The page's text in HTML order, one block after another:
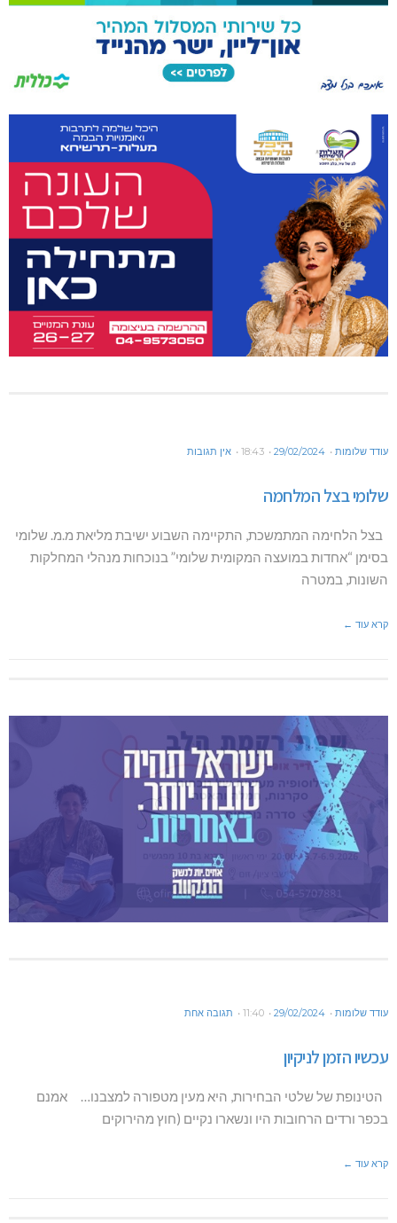
עודד שלומות 29/02/2024
18:43 אין תגובות
שלומי בצל המלחמה
בצל הלחימה המתמשכת, התקיימה השבוע ישיבת מליאת מ.מ. שלומי
בסימן “אחדות במועצה המקומית שלומי” בנוכחות מנהלי המחלקות
השונות, במטרה
קרא עוד ←
עודד שלומות 29/02/2024
11:40 תגובה אחת
עכשיו הזמן לניקיון
הטינופת של שלטי הבחירות, היא מעין מטפורה למצבנו… אמנם
בכפר ורדים הרחובות היו ונשארו נקיים (חוץ מהירוקים
קרא עוד ←